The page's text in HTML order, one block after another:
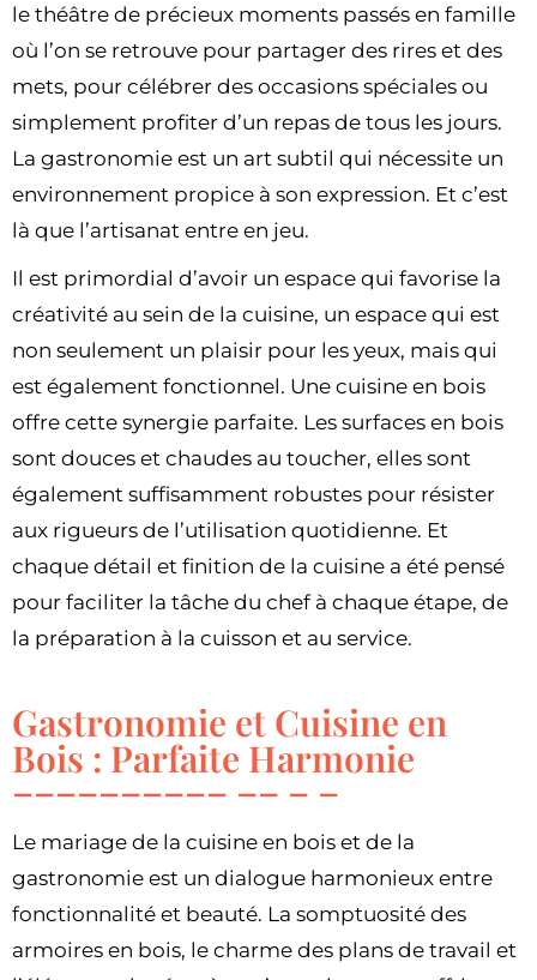
le théâtre de précieux moments passés en famille
où l’on se retrouve pour partager des rires et des
mets, pour célébrer des occasions spéciales ou
simplement profiter d’un repas de tous les jours.
La gastronomie est un art subtil qui nécessite un
environnement propice à son expression. Et c’est
là que l’artisanat entre en jeu.
Il est primordial d’avoir un espace qui favorise la
créativité au sein de la cuisine, un espace qui est
non seulement un plaisir pour les yeux, mais qui
est également fonctionnel. Une cuisine en bois
offre cette synergie parfaite. Les surfaces en bois
sont douces et chaudes au toucher, elles sont
également suffisamment robustes pour résister
aux rigueurs de l’utilisation quotidienne. Et
chaque détail et finition de la cuisine a été pensé
pour faciliter la tâche du chef à chaque étape, de
la préparation à la cuisson et au service.
Gastronomie et Cuisine en
Bois : Parfaite Harmonie
Le mariage de la cuisine en bois et de la
gastronomie est un dialogue harmonieux entre
fonctionnalité et beauté. La somptuosité des
armoires en bois, le charme des plans de travail et